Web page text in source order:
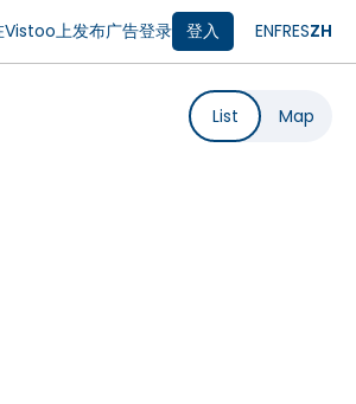
Vistoo上发布广告登录 登入 ENFRESZH
List Map